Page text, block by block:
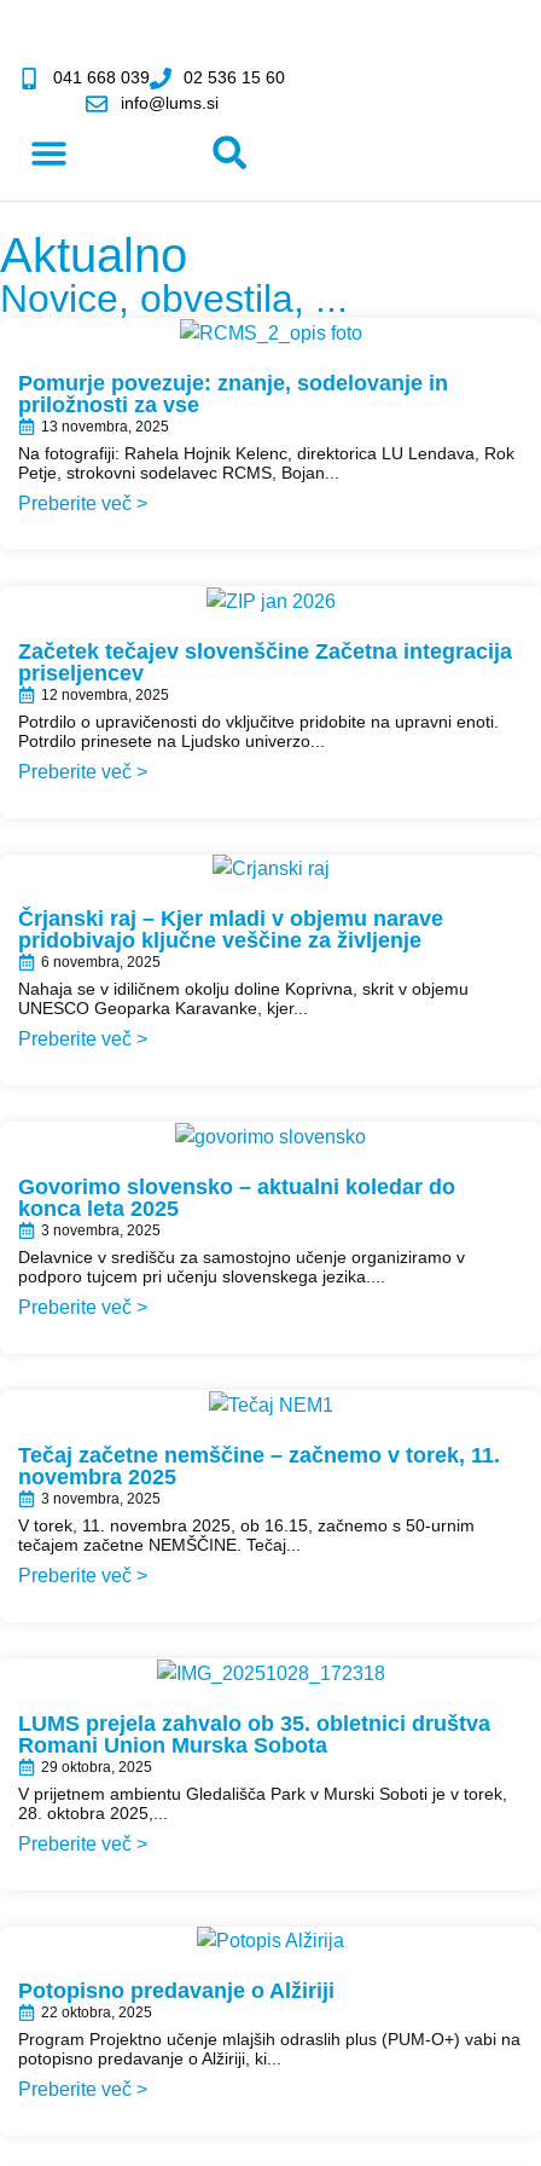
041 668 039
02 536 15 60
info@lums.si
Aktualno
Novice, obvestila, ...
Pomurje povezuje: znanje, sodelovanje in
priložnosti za vse
13 novembra, 2025
Na fotografiji: Rahela Hojnik Kelenc, direktorica LU Lendava, Rok
Petje, strokovni sodelavec RCMS, Bojan...
Preberite več >
Začetek tečajev slovenščine Začetna integracija
priseljencev
12 novembra, 2025
Potrdilo o upravičenosti do vključitve pridobite na upravni enoti.
Potrdilo prinesete na Ljudsko univerzo...
Preberite več >
Črjanski raj – Kjer mladi v objemu narave
pridobivajo ključne veščine za življenje
6 novembra, 2025
Nahaja se v idiličnem okolju doline Koprivna, skrit v objemu
UNESCO Geoparka Karavanke, kjer...
Preberite več >
Govorimo slovensko – aktualni koledar do
konca leta 2025
3 novembra, 2025
Delavnice v središču za samostojno učenje organiziramo v
podporo tujcem pri učenju slovenskega jezika....
Preberite več >
Tečaj začetne nemščine – začnemo v torek, 11.
novembra 2025
3 novembra, 2025
V torek, 11. novembra 2025, ob 16.15, začnemo s 50-urnim
tečajem začetne NEMŠČINE. Tečaj...
Preberite več >
LUMS prejela zahvalo ob 35. obletnici društva
Romani Union Murska Sobota
29 oktobra, 2025
V prijetnem ambientu Gledališča Park v Murski Soboti je v torek,
28. oktobra 2025,...
Preberite več >
Potopisno predavanje o Alžiriji
22 oktobra, 2025
Program Projektno učenje mlajših odraslih plus (PUM-O+) vabi na
potopisno predavanje o Alžiriji, ki...
Preberite več >